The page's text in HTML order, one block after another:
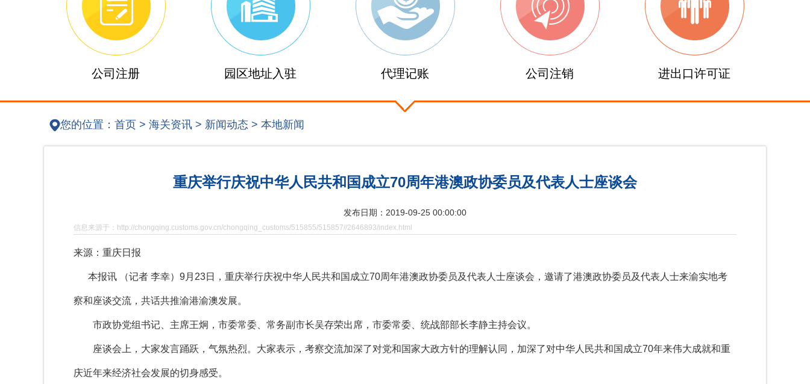
公司注册 园区地址入驻 代理记账 公司注销 进出口许可证
您的位置： 首页 > 海关资讯 > 新闻动态 > 本地新闻
重庆举行庆祝中华人民共和国成立70周年港澳政协委员及代表人士座谈会
发布日期：2019-09-25 00:00:00
信息来源于：http://chongqing.customs.gov.cn/chongqing_customs/515855/515857//2646893/index.html
来源：重庆日报
本报讯 （记者 李幸）9月23日，重庆举行庆祝中华人民共和国成立70周年港澳政协委员及代表人士座谈会，邀请了港澳政协委员及代表人士来渝实地考
察和座谈交流，共话共推渝港渝澳发展。
市政协党组书记、主席王炯，市委常委、常务副市长吴存荣出席，市委常委、统战部部长李静主持会议。
座谈会上，大家发言踊跃，气氛热烈。大家表示，考察交流加深了对党和国家大政方针的理解认同，加深了对中华人民共和国成立70年来伟大成就和重
庆近年来经济社会发展的切身感受。